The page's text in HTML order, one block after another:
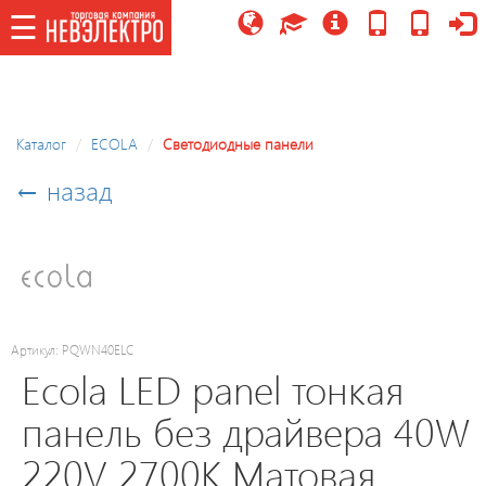
☰☰
светильники/
модули
Праздничное
Точечные
светильники
Каталог ECOLA Светодиодные панели
← назад
Артикул: PQWN40ELC
Ecola LED panel тонкая
панель без драйвера 40W
220V 2700K Матовая